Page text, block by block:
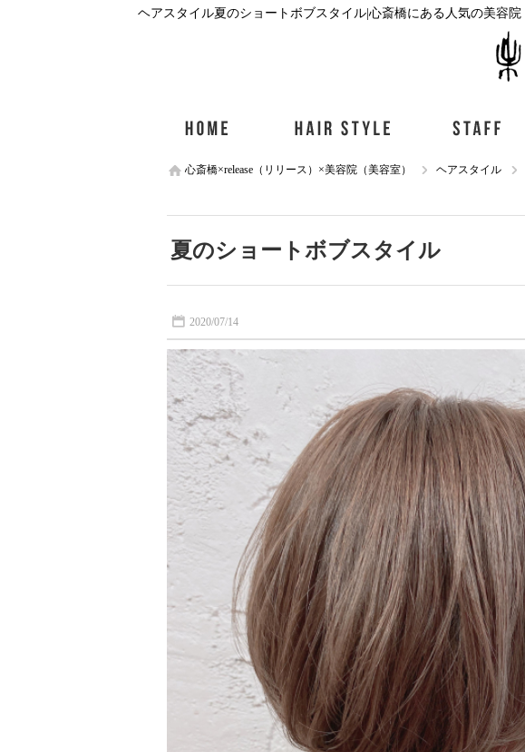
心斎橋×release（リリース）×美容院（美容室） ヘアスタイル
夏のショートボブスタイル
2020/07/14